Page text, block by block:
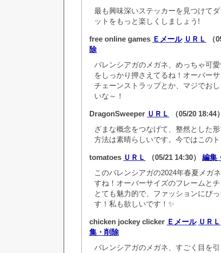
最も興味深いステッカーを見つけて
ットをもっと楽しくしましょう!
free online games Ｅメール ＵＲＬ
（
除
バレンシアガのメガネ、めっちゃ可
をしっかり押さえてるね！オーバー
チェーンストラップとか、マジでお
いな～！
DragonSweeper ＵＲＬ
（05/20 18:44
ざまな概念をつなげて、整然とした
方法は素晴らしいです。今ではこのト
tomatoes ＵＲＬ （05/21 14:30） 編集
このバレンシアガの2024年春夏メガ
すね！オーバーサイズのフレームと
とても魅力的で、ファッションにぴ
す！私も欲しいです！✨
chicken jockey clicker Ｅメール ＵＲＬ
集・削除
バレンシアガのメガネ、すごく目を